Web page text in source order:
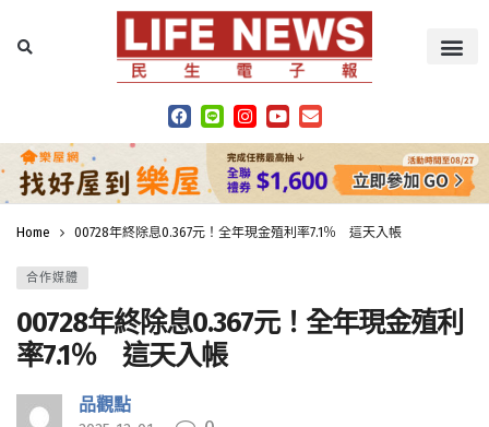
Home 00728年終除息0.367元！全年現金殖利率7.1％ 這天入帳
合作媒體
00728年終除息0.367元！全年現金殖利
率7.1％ 這天入帳
品觀點